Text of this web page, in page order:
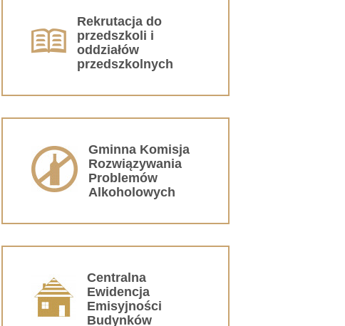
Rekrutacja do
przedszkoli i
oddziałów
przedszkolnych
Gminna Komisja
Rozwiązywania
Problemów
Alkoholowych
Centralna
Ewidencja
Emisyjności
Budynków